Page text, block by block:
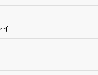
イ